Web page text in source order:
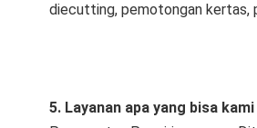
diecutting, pemotongan kertas,
5. Layanan apa yang bisa